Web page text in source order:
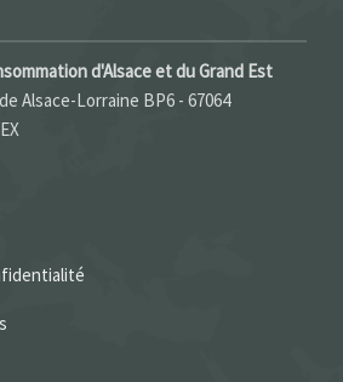
d'Alsace et du Grand Est
Alsace-Lorraine BP6 - 67064